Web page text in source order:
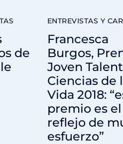
de
ENTREVISTAS Y
Francesca
Burgos,
Joven
Ciencias de
Vida 2018:
premio es el
reflejo de
esfuerzo”